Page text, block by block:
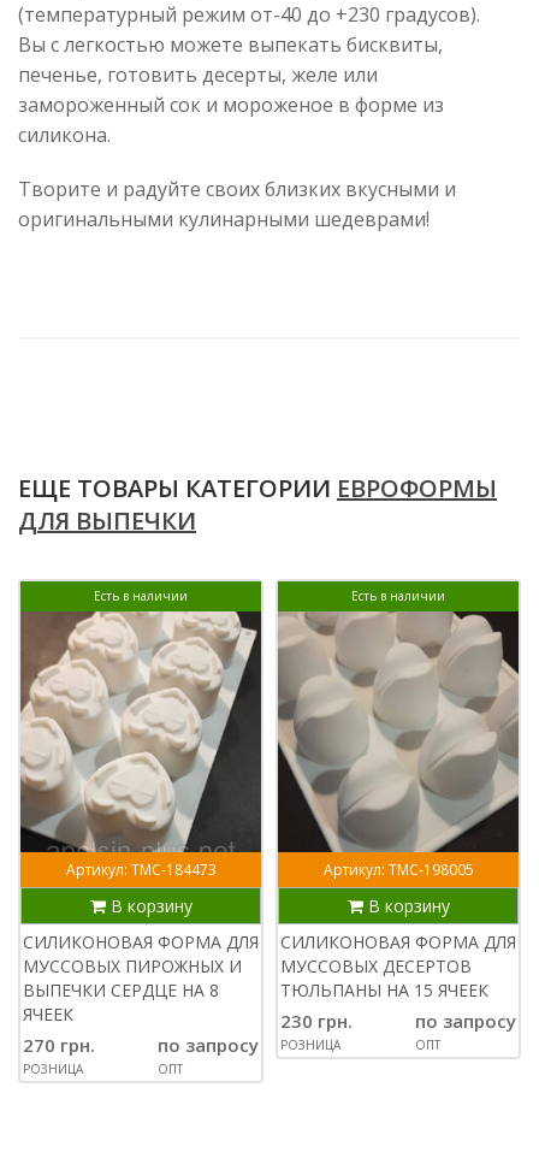
(температурный режим от-40 до +230 градусов).
Вы с легкостью можете выпекать бисквиты,
печенье, готовить десерты, желе или
замороженный сок и мороженое в форме из
силикона.
Творите и радуйте своих близких вкусными и
оригинальными кулинарными шедеврами!
ЕЩЕ ТОВАРЫ КАТЕГОРИИ ЕВРОФОРМЫ
ДЛЯ ВЫПЕЧКИ
Есть в наличии
Артикул: ТМС-184473
В корзину
СИЛИКОНОВАЯ ФОРМА ДЛЯ
МУССОВЫХ ПИРОЖНЫХ И
ВЫПЕЧКИ СЕРДЦЕ НА 8
ЯЧЕЕК
270 грн.
РОЗНИЦА
по запросу
ОПТ
Есть в наличии
Артикул: ТМС-198005
В корзину
СИЛИКОНОВАЯ ФОРМА ДЛЯ
МУССОВЫХ ДЕСЕРТОВ
ТЮЛЬПАНЫ НА 15 ЯЧЕЕК
230 грн.
РОЗНИЦА
по запросу
ОПТ